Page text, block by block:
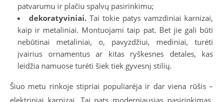
patvarumu ir plačiu spalvų pasirinkimu;
dekoratyviniai. Tai tokie patys vamzdiniai karnizai,
kaip ir metaliniai. Montuojami taip pat. Bet jie gali būti
nebūtinai metaliniai, o, pavyzdžiui, mediniai, turėti
įvairius ornamentus ar kitas ryškesnes detales, kas
leidžia namuose turėti šiek tiek gyvesnį stilių.
Šiuo metu rinkoje stipriai populiarėja ir dar viena rūšis –